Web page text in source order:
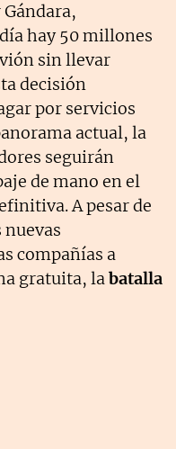
hay 50 millones
sin llevar
decisión
por servicios
actual, la
seguirán
de mano en el
A pesar de
compañías a
gratuita, labatalla